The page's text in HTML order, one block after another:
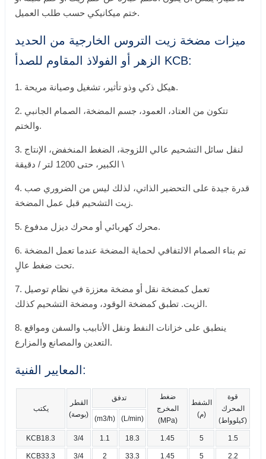
ختم ميكانيكي حسب طلب العميل.
ميزات مضخة زيت التروس الخارجية من الحديد
الزهر أو الفولاذ المقاوم للصدأ KCB:
1. هيكل ذكي وذو تأثير، تشغيل وصيانة مريحة.
2. تتكون من العتاد، العمود، جسم المضخة، الصمام الجانبي
والختم.
3. لنقل سائل التشحيم عالي اللزوجة، الضغط المنخفض، الإنتاج
الكبير، حتى 1200 لتر / دقيقة \
4. قدرة جيدة على التحضير الذاتي، لذلك ليس من الضروري صب
زيت التشحيم قبل عمل المضخة.
5. محرك كهربائي أو محرك ديزل مدفوع.
6. تم بناء الصمام الالتفافي لحماية المضخة عندما تعمل المضخة
تحت ضغط عالٍ.
7. تعمل كمضخة نقل أو مضخة معززة في نظام توصيل
الزيت. تطبق كمضخة الوقود، ومضخة التشحيم كذلك.
8. ينطبق على خزانات النفط ونقل الأنابيب والسفن ومواقع
التعدين والمصانع والمزارع.
المعايير الفنية:
يكتب
القطر
(بوصة)
تدفق
ضغط
المخرج
(MPa)
الشفط
(م)
قوة
المحرك
(كيلوواط)
(m3/h) (L/min)
KCB18.3 3/4 1.1 18.3 1.45 5 1.5
KCB33.3 3/4 2 33.3 1.45 5 2.2